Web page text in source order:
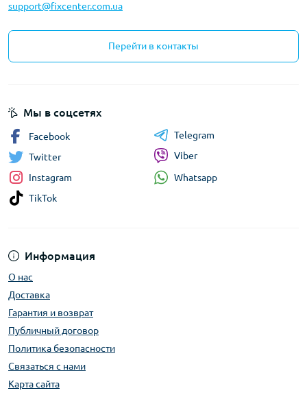
support@fixcenter.com.ua
Перейти в контакты
Информация
О нас
Доставка
Гарантия и возврат
Публичный договор
Политика безопасности
Связаться с нами
Карта сайта
Мы в соцсетях
Facebook
Twitter
Instagram
TikTok
Telegram
Viber
Whatsapp